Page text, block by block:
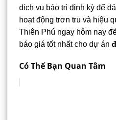
dịch vụ bảo trì định kỳ để
hoạt động trơn tru và hiệu
Thiên Phú ngay hôm nay
báo giá tốt nhất cho dự án
Có Thể Bạn Quan Tâm